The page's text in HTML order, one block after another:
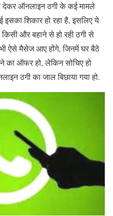
देकर ऑनलाइन ठगी के कई मामले
शिकार हो रहा है, इसलिए ये
और बहाने से हो रही ठगी से
ऐसे मैसेज आए होंगे, जिनमें घर बैठे
का ऑफर हो, लेकिन सोचिए हो
ठगी का जाल बिछाया गया हो.